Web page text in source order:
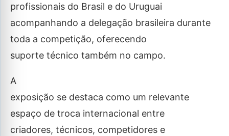
profissionais do Brasil e do Uruguai
acompanhando a delegação brasileira durante
toda a competição, oferecendo
suporte técnico também no campo.
A
exposição se destaca como um relevante
espaço de troca internacional entre
criadores, técnicos, competidores e